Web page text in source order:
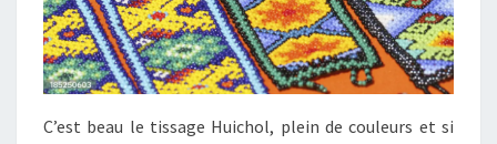
C’est beau le tissage Huichol, plein de couleurs et si